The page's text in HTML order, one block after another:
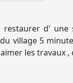
restaurer d' une
village 5
les travaux ,